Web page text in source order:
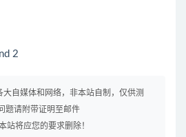
2
大自媒体和网络，非本站自制，仅供测
题请附带证明至邮件
站将应您的要求删除！